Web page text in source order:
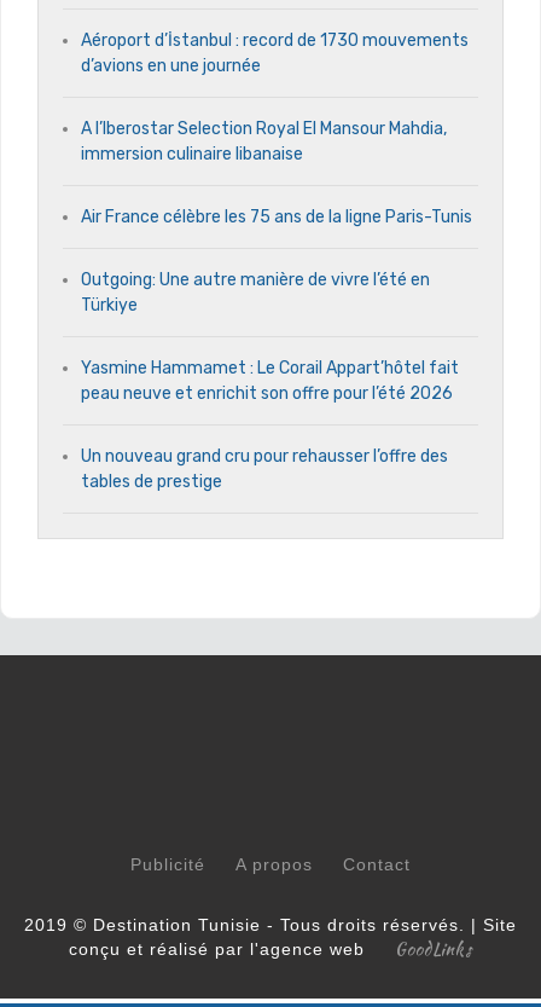
Aéroport d’İstanbul : record de 1730 mouvements
d’avions en une journée
A l’Iberostar Selection Royal El Mansour Mahdia,
immersion culinaire libanaise
Air France célèbre les 75 ans de la ligne Paris-Tunis
Outgoing: Une autre manière de vivre l’été en
Türkiye
Yasmine Hammamet : Le Corail Appart’hôtel fait
peau neuve et enrichit son offre pour l’été 2026
Un nouveau grand cru pour rehausser l’offre des
tables de prestige
Publicité A propos Contact
2019 © Destination Tunisie - Tous droits réservés. | Site
conçu et réalisé par l'agence web
GoodLinks